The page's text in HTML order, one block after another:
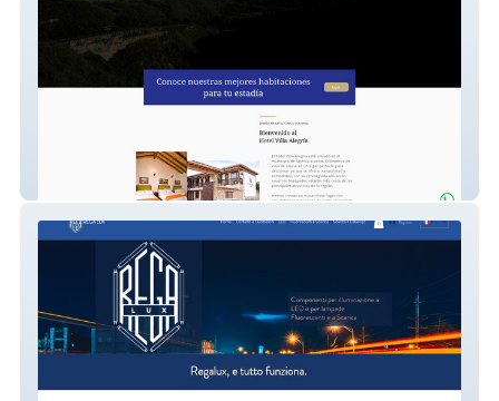
Hotel Villa Alegría